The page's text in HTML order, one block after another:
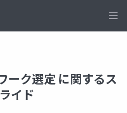
ーク選定 に関するス
ライド